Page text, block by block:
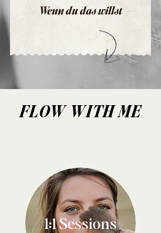
Wenn du das willst
FLOW WITH ME
1:1 Sessions